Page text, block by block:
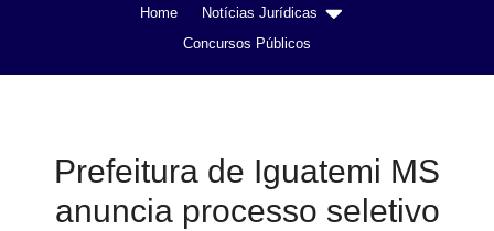
Home
Notícias Jurídicas
Concursos Públicos
Prefeitura de Iguatemi MS
anuncia processo seletivo